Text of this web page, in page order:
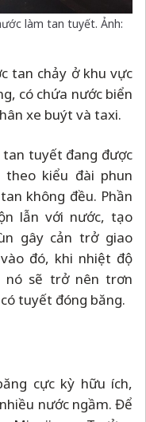
làm tan tuyết. Ảnh:
tan chảy ở khu vực
có chứa nước biển
xe buýt và taxi.
tan tuyết đang được
kiểu đài phun
không đều. Phần
lẫn với nước, tạo
gây cản trở giao
đó, khi nhiệt độ
nó sẽ trở nên trơn
tuyết đóng băng.
cực kỳ hữu ích,
nước ngầm. Để